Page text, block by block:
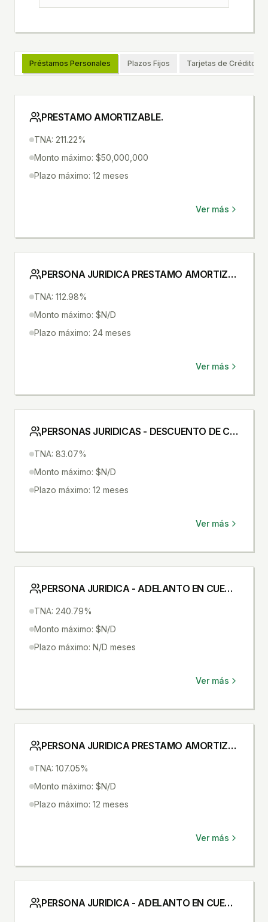
Préstamos Personales Plazos Fijos Tarjetas de Crédito
PRESTAMO AMORTIZABLE.
TNA: 211.22%
Monto máximo: $50,000,000
Plazo máximo: 12 meses
Ver más
PERSONA JURIDICA PRESTAMO AMORTIZABLE
TNA: 112.98%
Monto máximo: $N/D
Plazo máximo: 24 meses
Ver más
PERSONAS JURIDICAS - DESCUENTO DE CHEQUES
TNA: 83.07%
Monto máximo: $N/D
Plazo máximo: 12 meses
Ver más
PERSONA JURIDICA - ADELANTO EN CUENTA CORRIENTE SIN ACUERDO
TNA: 240.79%
Monto máximo: $N/D
Plazo máximo: N/D meses
Ver más
PERSONA JURIDICA PRESTAMO AMORTIZABLE
TNA: 107.05%
Monto máximo: $N/D
Plazo máximo: 12 meses
Ver más
PERSONA JURIDICA - ADELANTO EN CUENTA CORRIENTE CON ACUERDO